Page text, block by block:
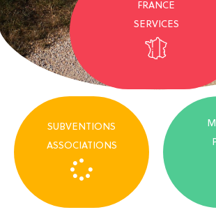
FRANCE
SERVICES
SUBVENTIONS
ASSOCIATIONS